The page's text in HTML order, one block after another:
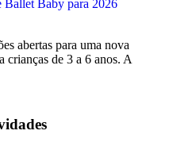
Ballet Baby para 2026
abertas para uma nova
crianças de 3 a 6 anos. A